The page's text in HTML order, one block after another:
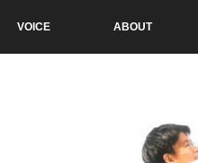
VOICE ABOUT